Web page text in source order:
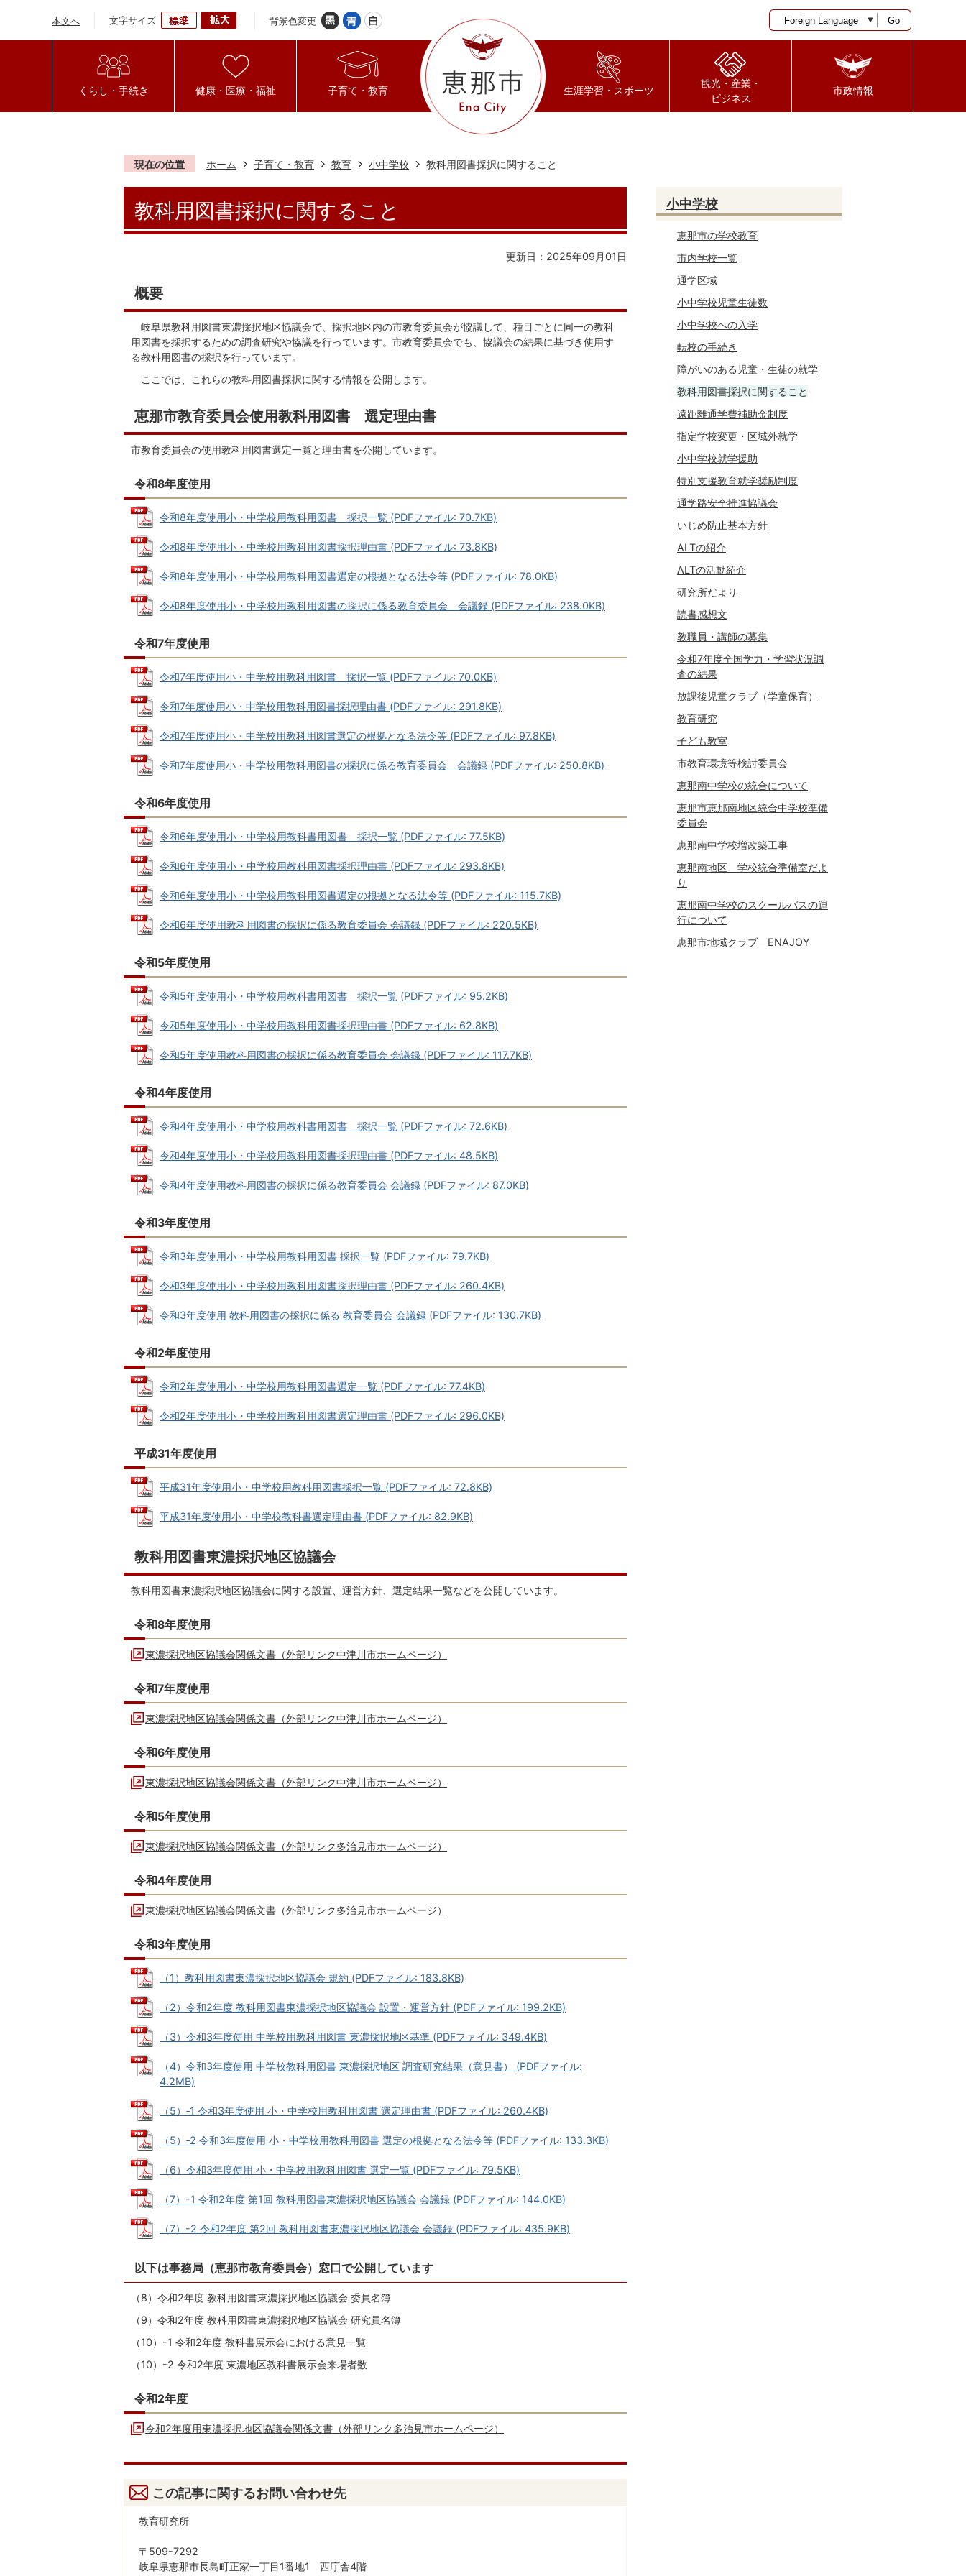
本文へ 文字サイズ 背景色変更 Go
くらし・手続き 健康・医療・福祉 子育て・教育 生涯学習・スポーツ
観光・産業・
ビジネス
市政情報
現在の位置 ホーム 子育て・教育 教育 小中学校 教科用図書採択に関すること
教科用図書採択に関すること
更新日：2025年09月01日
概要
岐阜県教科用図書東濃採択地区協議会で、採択地区内の市教育委員会が協議して、種目ごとに同一の教科
用図書を採択するための調査研究や協議を行っています。市教育委員会でも、協議会の結果に基づき使用す
る教科用図書の採択を行っています。
ここでは、これらの教科用図書採択に関する情報を公開します。
恵那市教育委員会使用教科用図書 選定理由書
市教育委員会の使用教科用図書選定一覧と理由書を公開しています。
令和8年度使用
令和8年度使用小・中学校用教科用図書 採択一覧 (PDFファイル: 70.7KB)
令和8年度使用小・中学校用教科用図書採択理由書 (PDFファイル: 73.8KB)
令和8年度使用小・中学校用教科用図書選定の根拠となる法令等 (PDFファイル: 78.0KB)
令和8年度使用小・中学校用教科用図書の採択に係る教育委員会 会議録 (PDFファイル: 238.0KB)
令和7年度使用
令和7年度使用小・中学校用教科用図書 採択一覧 (PDFファイル: 70.0KB)
令和7年度使用小・中学校用教科用図書採択理由書 (PDFファイル: 291.8KB)
令和7年度使用小・中学校用教科用図書選定の根拠となる法令等 (PDFファイル: 97.8KB)
令和7年度使用小・中学校用教科用図書の採択に係る教育委員会 会議録 (PDFファイル: 250.8KB)
令和6年度使用
令和6年度使用小・中学校用教科書用図書 採択一覧 (PDFファイル: 77.5KB)
令和6年度使用小・中学校用教科用図書採択理由書 (PDFファイル: 293.8KB)
令和6年度使用小・中学校用教科用図書選定の根拠となる法令等 (PDFファイル: 115.7KB)
令和6年度使用教科用図書の採択に係る教育委員会 会議録 (PDFファイル: 220.5KB)
令和5年度使用
令和5年度使用小・中学校用教科書用図書 採択一覧 (PDFファイル: 95.2KB)
令和5年度使用小・中学校用教科用図書採択理由書 (PDFファイル: 62.8KB)
令和5年度使用教科用図書の採択に係る教育委員会 会議録 (PDFファイル: 117.7KB)
令和4年度使用
令和4年度使用小・中学校用教科書用図書 採択一覧 (PDFファイル: 72.6KB)
令和4年度使用小・中学校用教科用図書採択理由書 (PDFファイル: 48.5KB)
令和4年度使用教科用図書の採択に係る教育委員会 会議録 (PDFファイル: 87.0KB)
令和3年度使用
令和3年度使用小・中学校用教科用図書 採択一覧 (PDFファイル: 79.7KB)
令和3年度使用小・中学校用教科用図書採択理由書 (PDFファイル: 260.4KB)
令和3年度使用 教科用図書の採択に係る 教育委員会 会議録 (PDFファイル: 130.7KB)
令和2年度使用
令和2年度使用小・中学校用教科用図書選定一覧 (PDFファイル: 77.4KB)
令和2年度使用小・中学校用教科用図書選定理由書 (PDFファイル: 296.0KB)
平成31年度使用
平成31年度使用小・中学校用教科用図書採択一覧 (PDFファイル: 72.8KB)
平成31年度使用小・中学校教科書選定理由書 (PDFファイル: 82.9KB)
教科用図書東濃採択地区協議会
教科用図書東濃採択地区協議会に関する設置、運営方針、選定結果一覧などを公開しています。
令和8年度使用
東濃採択地区協議会関係文書（外部リンク中津川市ホームページ）
令和7年度使用
東濃採択地区協議会関係文書（外部リンク中津川市ホームページ）
令和6年度使用
東濃採択地区協議会関係文書（外部リンク中津川市ホームページ）
令和5年度使用
東濃採択地区協議会関係文書（外部リンク多治見市ホームページ）
令和4年度使用
東濃採択地区協議会関係文書（外部リンク多治見市ホームページ）
令和3年度使用
（1）教科用図書東濃採択地区協議会 規約 (PDFファイル: 183.8KB)
（2）令和2年度 教科用図書東濃採択地区協議会 設置・運営方針 (PDFファイル: 199.2KB)
（3）令和3年度使用 中学校用教科用図書 東濃採択地区基準 (PDFファイル: 349.4KB)
（4）令和3年度使用 中学校教科用図書 東濃採択地区 調査研究結果（意見書） (PDFファイル:
4.2MB)
（5）‐1 令和3年度使用 小・中学校用教科用図書 選定理由書 (PDFファイル: 260.4KB)
（5）‐2 令和3年度使用 小・中学校用教科用図書 選定の根拠となる法令等 (PDFファイル: 133.3KB)
（6）令和3年度使用 小・中学校用教科用図書 選定一覧 (PDFファイル: 79.5KB)
（7）-1 令和2年度 第1回 教科用図書東濃採択地区協議会 会議録 (PDFファイル: 144.0KB)
（7）-2 令和2年度 第2回 教科用図書東濃採択地区協議会 会議録 (PDFファイル: 435.9KB)
以下は事務局（恵那市教育委員会）窓口で公開しています
（8）令和2年度 教科用図書東濃採択地区協議会 委員名簿
（9）令和2年度 教科用図書東濃採択地区協議会 研究員名簿
（10）-1 令和2年度 教科書展示会における意見一覧
（10）-2 令和2年度 東濃地区教科書展示会来場者数
令和2年度
令和2年度用東濃採択地区協議会関係文書（外部リンク多治見市ホームページ）
この記事に関するお問い合わせ先
教育研究所
〒509-7292
岐阜県恵那市長島町正家一丁目1番地1 西庁舎4階
小中学校
恵那市の学校教育
市内学校一覧
通学区域
小中学校児童生徒数
小中学校への入学
転校の手続き
障がいのある児童・生徒の就学
教科用図書採択に関すること
遠距離通学費補助金制度
指定学校変更・区域外就学
小中学校就学援助
特別支援教育就学奨励制度
通学路安全推進協議会
いじめ防止基本方針
ALTの紹介
ALTの活動紹介
研究所だより
読書感想文
教職員・講師の募集
令和7年度全国学力・学習状況調
査の結果
放課後児童クラブ（学童保育）
教育研究
子ども教室
市教育環境等検討委員会
恵那南中学校の統合について
恵那市恵那南地区統合中学校準備
委員会
恵那南中学校増改築工事
恵那南地区 学校統合準備室だよ
り
恵那南中学校のスクールバスの運
行について
恵那市地域クラブ ENAJOY